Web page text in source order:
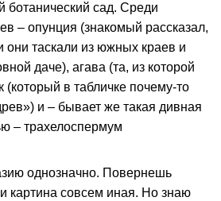
ботанический сад. Среди
– опунция (знакомый рассказал,
они таскали из южных краев и
даче), агава (та, из которой
(который в табличке почему-то
и – бывает же такая дивная
– трахелоспермум
однозначно. Повернешь
картина совсем иная. Но знаю